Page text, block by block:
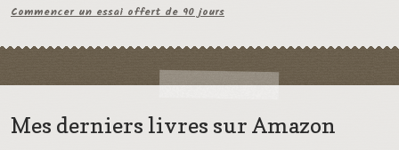
Commencer un essai offert de 90 jours
Mes derniers livres sur Amazon